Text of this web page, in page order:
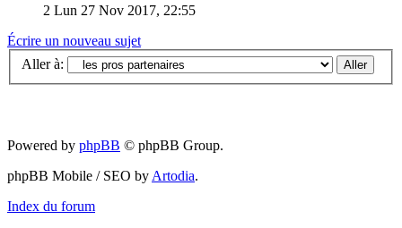
2 Lun 27 Nov 2017, 22:55
Écrire un nouveau sujet
Aller à:
Powered by phpBB © phpBB Group.
phpBB Mobile / SEO by Artodia.
Index du forum